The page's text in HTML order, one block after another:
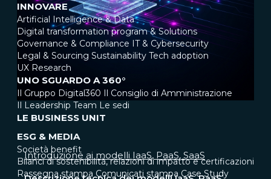
INNOVARE
Artificial Intelligence & Data
Digital transformation program & Solutions
Governance & Compliance IT & Cybersecurity
Legal & Sourcing Sustainability Tech adoption
UX Research
UNO SGUARDO A 360°
Il Gruppo Digital360 Il Consiglio di Amministrazione
Il Leadership Team Le sedi
LE BUSINESS UNIT
ESG & MEDIA
Società benefit
Bilanci di sostenibilità, relazioni di impatto e certificazioni
Rassegna stampa Comunicati stampa Case Study
Introduzione ai modelli IaaS, PaaS, SaaS